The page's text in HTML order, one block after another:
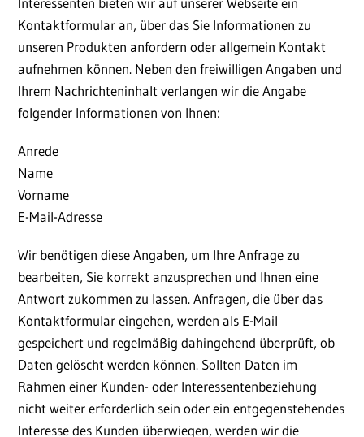
Kontaktformular an, über das Sie Informationen zu
unseren Produkten anfordern oder allgemein Kontakt
aufnehmen können. Neben den freiwilligen Angaben und
Ihrem Nachrichteninhalt verlangen wir die Angabe
folgender Informationen von Ihnen:
Anrede
Name
Vorname
E-Mail-Adresse
Wir benötigen diese Angaben, um Ihre Anfrage zu
bearbeiten, Sie korrekt anzusprechen und Ihnen eine
Antwort zukommen zu lassen. Anfragen, die über das
Kontaktformular eingehen, werden als E-Mail
gespeichert und regelmäßig dahingehend überprüft, ob
Daten gelöscht werden können. Sollten Daten im
Rahmen einer Kunden- oder Interessentenbeziehung
nicht weiter erforderlich sein oder ein entgegenstehendes
Interesse des Kunden überwiegen, werden wir die